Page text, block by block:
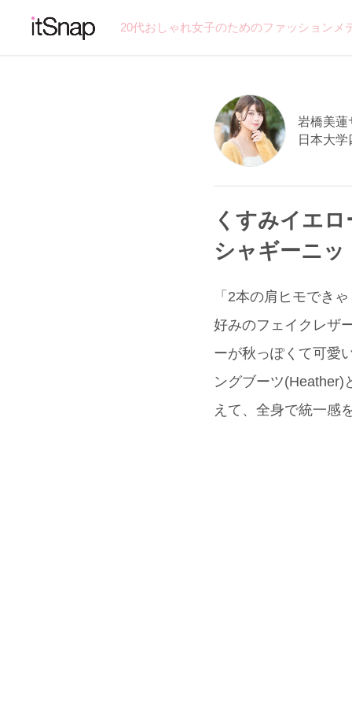
20代おしゃれ女子のためのファッション
岩橋美蓮
日本大
くすみイエ
シャギーニ
「2本の肩ヒモでき
好みのフェイクレザ
ーが秋っぽくて可愛
ングブーツ(Heather)
えて、全身で統一感